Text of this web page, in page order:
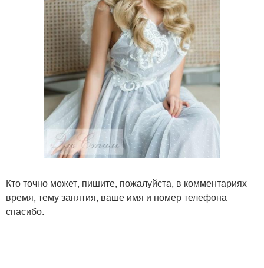
Кто точно может, пишите, пожалуйста, в комментариях
время, тему занятия, ваше имя и номер телефона
спасибо.